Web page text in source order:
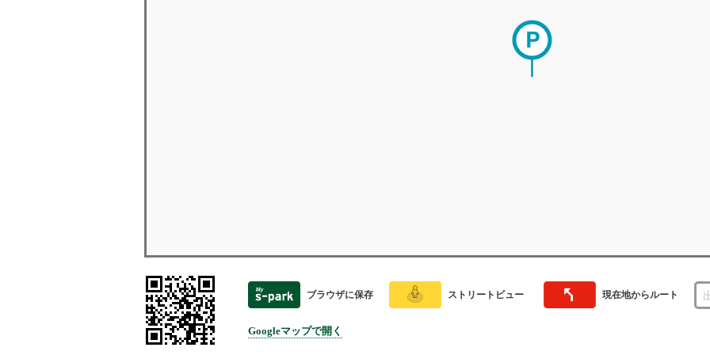
ブラウザに保存 ストリートビュー 現在地からルート
Googleマップで開く